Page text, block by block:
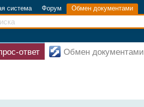
система Форум Обмен документами
ответ Обмен документами